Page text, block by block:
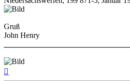
Gruß
John Henry